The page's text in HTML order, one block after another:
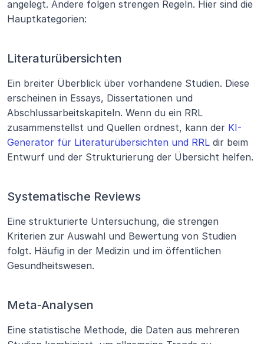
angelegt. Andere folgen strengen Regeln. Hier sind die
Hauptkategorien:
Literaturübersichten
Ein breiter Überblick über vorhandene Studien. Diese
erscheinen in Essays, Dissertationen und
Abschlussarbeitskapiteln. Wenn du ein RRL
zusammenstellst und Quellen ordnest, kann der KI-
Generator für Literaturübersichten und RRL dir beim
Entwurf und der Strukturierung der Übersicht helfen.
Systematische Reviews
Eine strukturierte Untersuchung, die strengen
Kriterien zur Auswahl und Bewertung von Studien
folgt. Häufig in der Medizin und im öffentlichen
Gesundheitswesen.
Meta-Analysen
Eine statistische Methode, die Daten aus mehreren